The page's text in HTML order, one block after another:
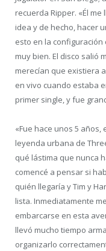
recuerda Ripper. «Él
idea y de hecho, hacer
esto en la
muy bien. El disco salió
merecían que existiera
en vivo cuando estaba
primer single, y fue
«Fue hace unos 5
leyenda urbana de
qué lástima que nunca
comencé a pensar si
quién llegaría y Tim y
lista. Inmediatamente
embarcarse en esta
llevó mucho tiempo
organizarlo